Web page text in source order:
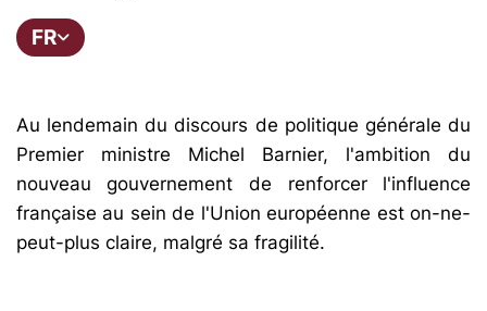
FR
Au lendemain du discours de politique générale du
Premier ministre Michel Barnier, l'ambition du
nouveau gouvernement de renforcer l'influence
française au sein de l'Union européenne est on-ne-
peut-plus claire, malgré sa fragilité.